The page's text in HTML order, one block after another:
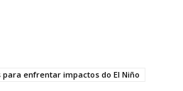
enfrentar impactos do El Niño